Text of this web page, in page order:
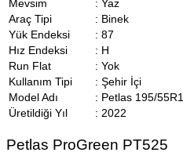
Mevsim
: Yaz
Araç Tipi
: Binek
Yük Endeksi
: 87
Hız Endeksi
: H
Run Flat
: Yok
Kullanım Tipi
: Şehir İçi
Model Adı
: Petlas 195/
Üretildiği Yıl
: 2022
Petlas ProGreen PT525